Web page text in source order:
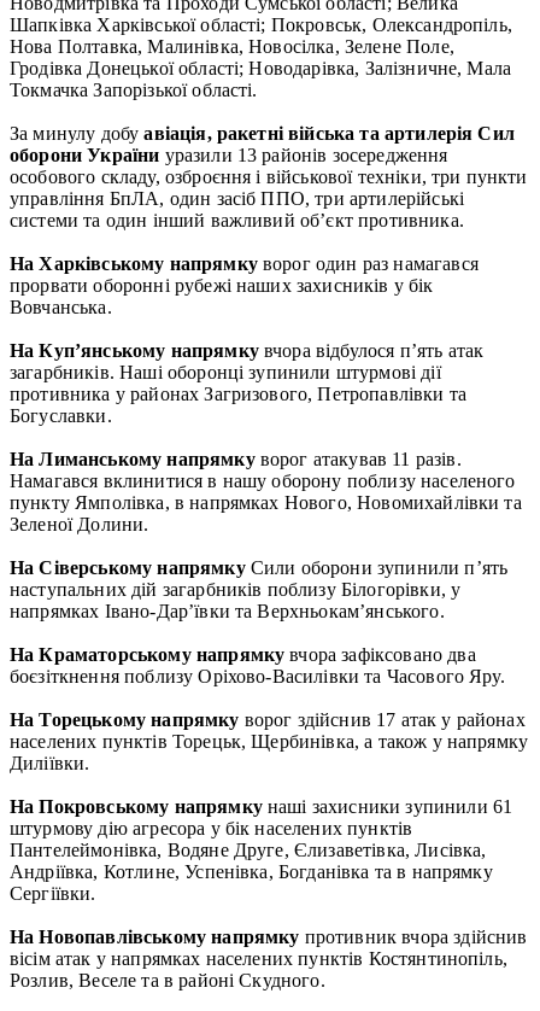
Шапківка Харківської області; Покровськ, Олександропіль,
Нова Полтавка, Малинівка, Новосілка, Зелене Поле,
Гродівка Донецької області; Новодарівка, Залізничне, Мала
Токмачка Запорізької області.
За минулу добуавіація, ракетні війська та артилерія Сил
оборони України уразили 13 районів зосередження
особового складу, озброєння і військової техніки, три пункти
управління БпЛА, один засіб ППО, три артилерійські
системи та один інший важливий об’єкт противника.
На Харківському напрямкуворог один раз намагався
прорвати оборонні рубежі наших захисників у бік
Вовчанська.
На Куп’янському напрямкувчора відбулося п’ять атак
загарбників. Наші оборонці зупинили штурмові дії
противника у районах Загризового, Петропавлівки та
Богуславки.
На Лиманському напрямкуворог атакував 11 разів.
Намагався вклинитися в нашу оборону поблизу населеного
пункту Ямполівка, в напрямках Нового, Новомихайлівки та
Зеленої Долини.
На Сіверському напрямкуСили оборони зупинили п’ять
наступальних дій загарбників поблизу Білогорівки, у
напрямках Івано-Дар’ївки та Верхньокам’янського.
На Краматорському напрямку вчора зафіксовано два
боєзіткнення поблизу Оріхово-Василівки та Часового Яру.
На Торецькому напрямку ворог здійснив 17 атак у районах
населених пунктів Торецьк, Щербинівка, а також у напрямку
Диліївки.
На Покровському напрямкунаші захисники зупинили 61
штурмову дію агресора у бік населених пунктів
Пантелеймонівка, Водяне Друге, Єлизаветівка, Лисівка,
Андріївка, Котлине, Успенівка, Богданівка та в напрямку
Сергіївки.
На Новопавлівському напрямку противник вчора здійснив
вісім атак у напрямках населених пунктів Костянтинопіль,
Розлив, Веселе та в районі Скудного.